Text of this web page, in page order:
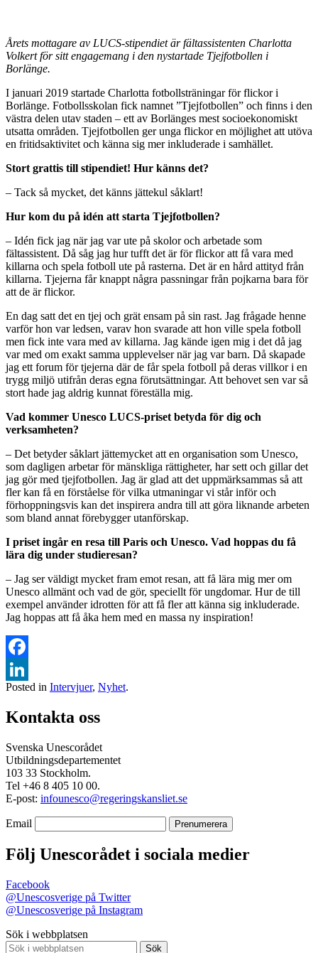
Årets mottagare av LUCS-stipendiet är fältassistenten Charlotta
Volkert för sitt engagemang i den nystartade Tjejfotbollen i
Borlänge.
I januari 2019 startade Charlotta fotbollsträningar för flickor i
Borlänge. Fotbollsskolan fick namnet ”Tjejfotbollen” och finns i den
västra delen utav staden – ett av Borlänges mest socioekonomiskt
utsatta områden. Tjejfotbollen ger unga flickor en möjlighet att utöva
en fritidsaktivitet och känna sig mer inkluderade i samhället.
Stort grattis till stipendiet! Hur känns det?
– Tack så mycket, det känns jättekul såklart!
Hur kom du på idén att starta Tjejfotbollen?
– Idén fick jag när jag var ute på skolor och arbetade som
fältassistent. Då såg jag hur tufft det är för flickor att få vara med
killarna och spela fotboll ute på rasterna. Det är en hård attityd från
killarna. Tjejerna får knappt några passningar från pojkarna bara för
att de är flickor.
En dag satt det en tjej och grät ensam på sin rast. Jag frågade henne
varför hon var ledsen, varav hon svarade att hon ville spela fotboll
men fick inte vara med av killarna. Jag kände igen mig i det då jag
var med om exakt samma upplevelser när jag var barn. Då skapade
jag ett forum för tjejerna där de får spela fotboll på deras villkor i en
trygg miljö utifrån deras egna förutsättningar. Att behovet sen var så
stort hade jag aldrig kunnat föreställa mig.
Vad kommer Unesco LUCS-priset betyda för dig och
verksamheten?
– Det betyder såklart jättemycket att en organisation som Unesco,
som dagligen arbetar för mänskliga rättigheter, har sett och gillar det
jag gör med tjejfotbollen. Jag är glad att det uppmärksammas så att
fler kan få en förståelse för vilka utmaningar vi står inför och
förhoppningsvis kan det inspirera andra till att göra liknande arbeten
som bland annat förebygger utanförskap.
I priset ingår en resa till Paris och Unesco. Vad hoppas du få
lära dig under studieresan?
– Jag ser väldigt mycket fram emot resan, att få lära mig mer om
Unesco allmänt och vad de gör, speciellt för ungdomar. Hur de till
exempel använder idrotten för att få fler att känna sig inkluderade.
Jag hoppas att få åka hem med en massa ny inspiration!
Facebook
LinkedIn
Posted in Intervjuer, Nyhet.
Kontakta oss
Svenska Unescorådet
Utbildningsdepartementet
103 33 Stockholm.
Tel +46 8 405 10 00.
E-post: infounesco@regeringskansliet.se
Email
Följ Unescorådet i sociala medier
Facebook
@Unescosverige på Twitter
@Unescosverige på Instagram
Sök i webbplatsen
Sök